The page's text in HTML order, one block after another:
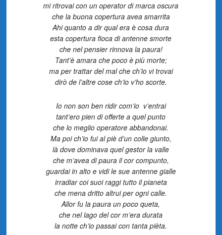
mi ritrovai con un operator di marca oscura
che la buona copertura avea smarrita
Ahi quanto a dir qual era è cosa dura
esta copertura fioca di antenne smorte
che nel pensier rinnova la paura!
Tant’è amara che poco è più morte;
ma per trattar del mal che ch’io vi trovai
dirò de l’altre cose ch’io v’ho scorte.
Io non son ben ridir com’io v’entrai
tant’ero pien di offerte a quel punto
che lo meglio operatore abbandonai.
Ma poi ch’io fui al piè d’un colle giunto,
là dove dominava quel gestor la valle
che m’avea di paura il cor compunto,
guardai in alto e vidi le sue antenne gialle
irradiar coi suoi raggi tutto il pianeta
che mena dritto altrui per ogni calle.
Allor fu la paura un poco queta,
che nel lago del cor m’era durata
la notte ch’io passai con tanta pièta.